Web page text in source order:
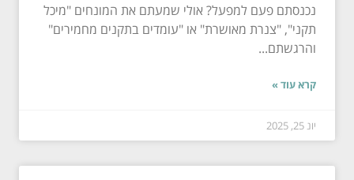
נכנסתם פעם למפעל? אולי שמעתם את המונחים "מיכל
תקני", "צנרת מאושרת" או "עומדים בתקנים מחמירים"
והרגשתם...
קרא עוד »
יונ 25, 2025